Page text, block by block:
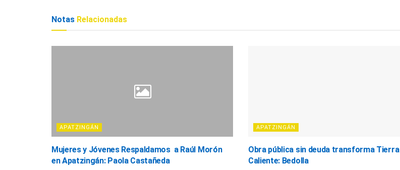
Notas Relacionadas
APATZINGÁN
Mujeres y Jóvenes Respaldamos a Raúl Morón
en Apatzingán: Paola Castañeda
APATZINGÁN
Obra pública sin deuda transforma Tierra
Caliente: Bedolla